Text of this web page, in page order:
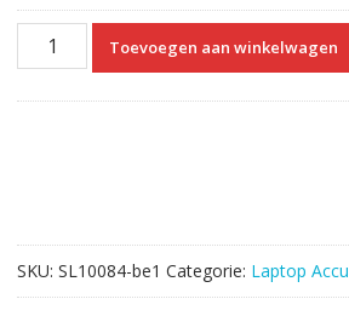
Originele
Toevoegen aan winkelwagen
SKU: SL10084-be1 Categorie: Laptop Accu